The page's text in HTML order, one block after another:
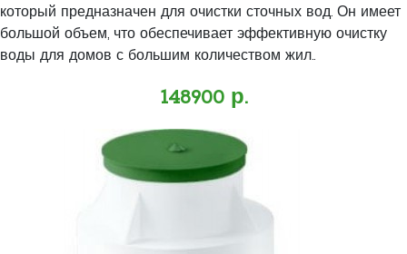
который предназначен для очистки сточных вод. Он имеет
большой объем, что обеспечивает эффективную очистку
воды для домов с большим количеством жил..
148900 р.